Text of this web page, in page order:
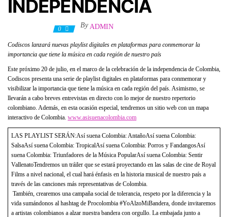
INDEPENDENCIA
0 By ADMIN
Codiscos lanzará nuevas playlist digitales en plataformas para conmemorar la
importancia que tiene la música en cada región de nuestro país
Este próximo 20 de julio, en el marco de la celebración de la independencia de Colombia,
Codiscos presenta una serie de playlist digitales en plataformas para conmemorar y
visibilizar la importancia que tiene la música en cada región del país. Asimismo, se
llevarán a cabo breves entrevistas en directo con lo mejor de nuestro repertorio
colombiano. Además, en esta ocasión especial, tendremos un sitio web con un mapa
interactivo de Colombia. www.asisuenacolombia.com
LAS PLAYLIST SERÁN:Así suena Colombia: AntañoAsí suena Colombia:
SalsaAsí suena Colombia: TropicalAsí suena Colombia: Porros y FandangosAsí
suena Colombia: Triunfadores de la Música PopularAsí suena Colombia: Sentir
VallenatoTendremos un tráiler que se estará proyectando en las salas de cine de Royal
Films a nivel nacional, el cual hará énfasis en la historia musical de nuestro país a
través de las canciones más representativas de Colombia.
También, crearemos una campaña social de tolerancia, respeto por la diferencia y la
vida sumándonos al hashtag de Procolombia #YoAlzoMiBandera, donde invitaremos
a artistas colombianos a alzar nuestra bandera con orgullo. La embajada junto a